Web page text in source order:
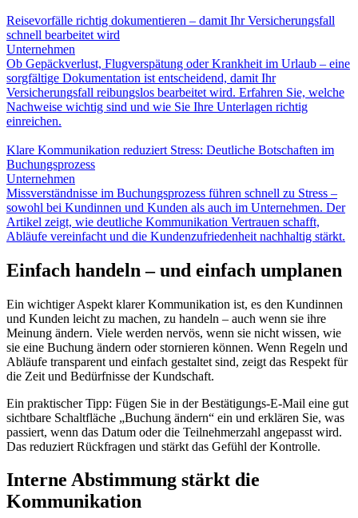
Reisevorfälle richtig dokumentieren – damit Ihr Versicherungsfall
schnell bearbeitet wird
Unternehmen
Ob Gepäckverlust, Flugverspätung oder Krankheit im Urlaub – eine
sorgfältige Dokumentation ist entscheidend, damit Ihr
Versicherungsfall reibungslos bearbeitet wird. Erfahren Sie, welche
Nachweise wichtig sind und wie Sie Ihre Unterlagen richtig
einreichen.
Klare Kommunikation reduziert Stress: Deutliche Botschaften im
Buchungsprozess
Unternehmen
Missverständnisse im Buchungsprozess führen schnell zu Stress –
sowohl bei Kundinnen und Kunden als auch im Unternehmen. Der
Artikel zeigt, wie deutliche Kommunikation Vertrauen schafft,
Abläufe vereinfacht und die Kundenzufriedenheit nachhaltig stärkt.
Einfach handeln – und einfach umplanen
Ein wichtiger Aspekt klarer Kommunikation ist, es den Kundinnen
und Kunden leicht zu machen, zu handeln – auch wenn sie ihre
Meinung ändern. Viele werden nervös, wenn sie nicht wissen, wie
sie eine Buchung ändern oder stornieren können. Wenn Regeln und
Abläufe transparent und einfach gestaltet sind, zeigt das Respekt für
die Zeit und Bedürfnisse der Kundschaft.
Ein praktischer Tipp: Fügen Sie in der Bestätigungs-E-Mail eine gut
sichtbare Schaltfläche „Buchung ändern“ ein und erklären Sie, was
passiert, wenn das Datum oder die Teilnehmerzahl angepasst wird.
Das reduziert Rückfragen und stärkt das Gefühl der Kontrolle.
Interne Abstimmung stärkt die
Kommunikation